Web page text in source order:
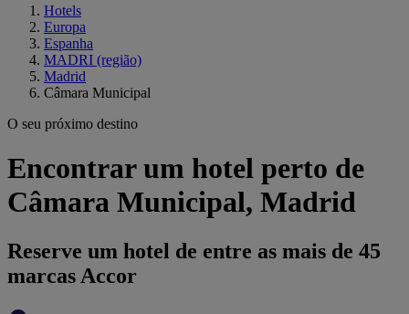
Hotels
Europa
Espanha
MADRI (região)
Madrid
Câmara Municipal
O seu próximo destino
Encontrar um hotel perto de
Câmara Municipal, Madrid
Reserve um hotel de entre as mais de 45
marcas Accor